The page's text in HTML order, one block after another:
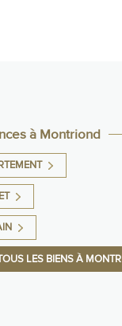
à Montriond
LES BIENS À